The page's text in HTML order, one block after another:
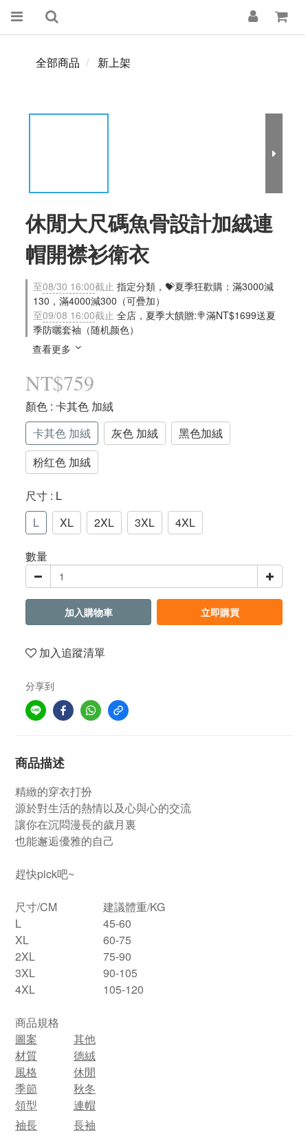
全部商品 新上架
休閒大尺碼魚骨設計加絨連
帽開襟衫衛衣
至08/30 16:00截止 指定分類，💝夏季狂歡購：滿3000減
130，滿4000減300（可疊加）
至09/08 16:00截止 全店，夏季大饋贈:🍭滿NT$1699送夏
季防曬套袖（随机颜色）
查看更多
NT$759
顏色 : 卡其色 加絨
卡其色 加絨
灰色 加絨
黑色加絨
粉红色 加絨
尺寸 : L
L
XL 2XL 3XL 4XL
數量
加入購物車 立即購買
加入追蹤清單
分享到
商品描述
精緻的穿衣打扮
源於對生活的熱情以及心與心的交流
讓你在沉悶漫長的歲月裏
也能邂逅優雅的自己
趕快pick吧~
尺寸/CM
建議體重/KG
L
45-60
XL
60-75
2XL
75-90
3XL
90-105
4XL
105-120
商品規格
圖案
其他
材質
德絨
風格
休閒
季節
秋冬
領型
連帽
袖長
長袖